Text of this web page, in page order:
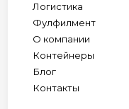
Логистика
Фулфилмент
О компании
Контейнеры
Блог
Контакты